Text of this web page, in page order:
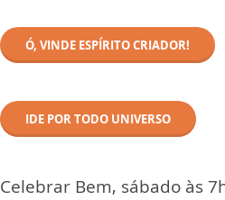
Ó, VINDE ESPÍRITO CRIADOR!
IDE POR TODO UNIVERSO
Celebrar Bem, sábado às